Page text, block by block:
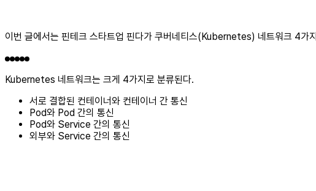
이번 글에서는 핀테크 스타트업 핀다가 쿠버네티스(Kubernetes) 네트워크 4가
Kubernetes 네트워크는 크게 4가지로 분류된다.
서로 결합된 컨테이너와 컨테이너 간 통신
Pod와 Pod 간의 통신
Pod와 Service 간의 통신
외부와 Service 간의 통신